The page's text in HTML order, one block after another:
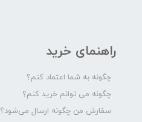
راهنمای خرید
چگونه به شما اعتماد کنم؟
چگونه می توانم خرید کنم؟
سفارش من چگونه ارسال می‌شود؟